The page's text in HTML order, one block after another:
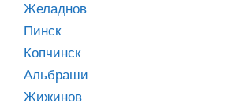
Желаднов
Пинск
Копчинск
Альбраши
Жижинов